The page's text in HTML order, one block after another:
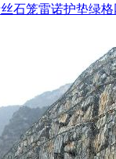
石笼雷诺护垫绿格